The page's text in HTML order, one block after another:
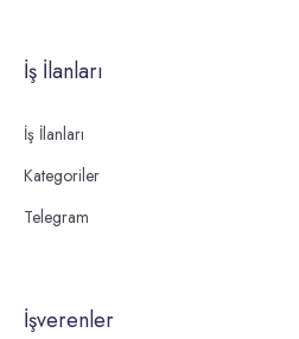
İş İlanları
İş İlanları
Kategoriler
Telegram
İşverenler